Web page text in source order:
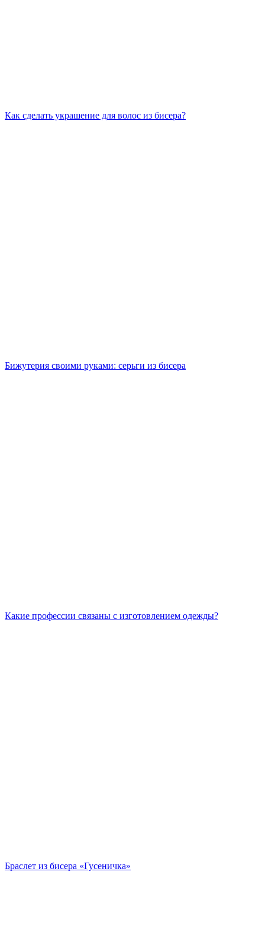
Как сделать украшение для волос из бисера?
Бижутерия своими руками: серьги из бисера
Какие профессии связаны с изготовлением одежды?
Браслет из бисера «Гусеничка»